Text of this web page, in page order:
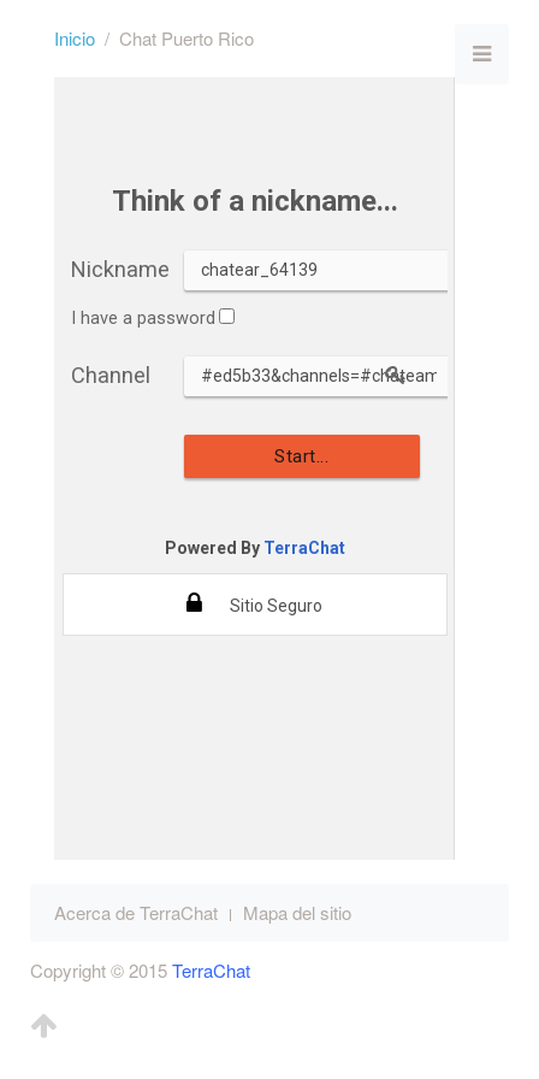
Inicio Chat Puerto Rico
Acerca de TerraChat Mapa del sitio
Copyright © 2015TerraChat